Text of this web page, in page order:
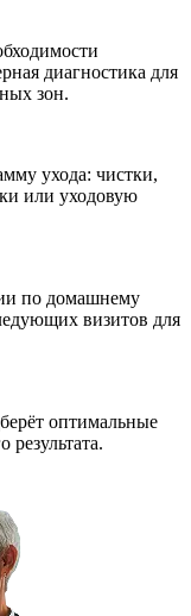
диагностика для
зон.
ухода: чистки,
или уходовую
по домашнему
визитов для
оптимальные